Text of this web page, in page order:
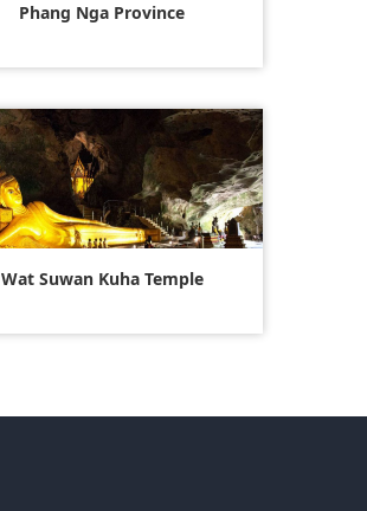
Phang Nga Province
Wat Suwan Kuha Temple